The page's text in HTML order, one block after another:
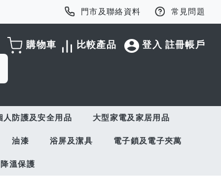
門市及聯絡資料 常見問題
登入 註冊帳戶
比較產品
購物車
人防護及安全用品 大型家電及家居用品
油漆 浴屏及潔具 電子鎖及電子夾萬
溫保護